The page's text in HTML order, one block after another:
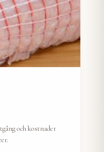
och kostnader